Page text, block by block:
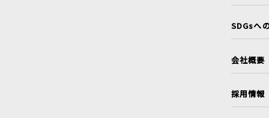
SDGsへ
会社概要
採用情報